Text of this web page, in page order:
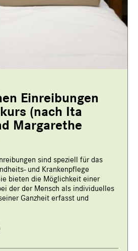
Einreibungen
(nach Ita
Margarethe
sind speziell für das
und Krankenpflege
bieten die Möglichkeit einer
der der Mensch als individuelles
Ganzheit erfasst und